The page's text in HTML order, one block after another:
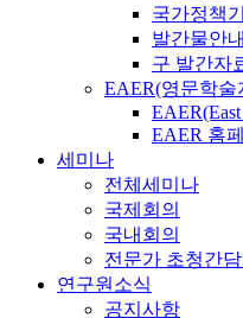
국가정책
발간물안내
구 발간자
EAER(영문학술
EAER 홈
세미나
전체세미나
국제회의
국내회의
전문가 초청간담
연구원소식
공지사항